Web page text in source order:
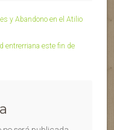
y Abandono en el Atilio
entrerriana este fin de